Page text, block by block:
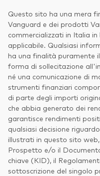
Documenti
Investi con
Questo sito ha una mera
Vanguard e dei prodotti
commercializzati in Italia
applicabile. Qualsiasi
ha una finalità puramente
forma di sollecitazione
né una comunicazione di
strumenti finanziari
di parte degli importi
che abbia generato dei
garantisce rendimenti
qualsiasi decisione
illustrati in questo sito
Prospetto e/o il
chiave (KID), il
sottoscrizione del singolo